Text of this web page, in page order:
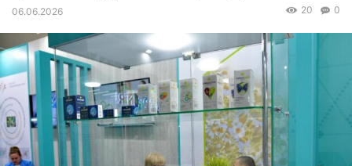
06.06.2026 0
20